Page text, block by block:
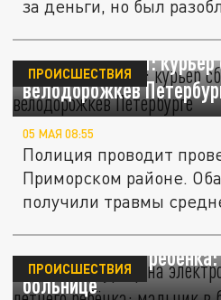
за деньги, но был
Секунда - и ДТП: курьер
велодорожкев
ПРОИСШЕСТВИЯ
05 МАЯ 08:55
Полиция проводит
Приморском районе.
получили травмы
В Москве курьер на
сбил 9-летнего
больнице
ПРОИСШЕСТВИЯ